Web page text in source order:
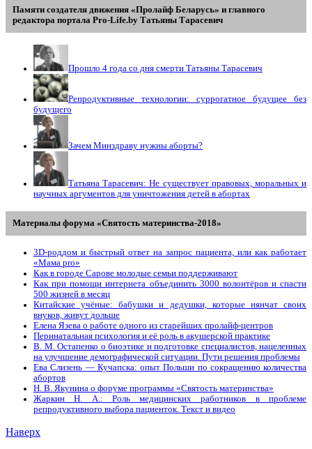
Памяти создателя движения «Пролайф Беларусь» и главного
редактора портала Pro-Life.by Tатьяны Tарасевич
Прошло 4 года со дня смерти Татьяны Тарасевич
Репродуктивные технологии: суррогатное будущее без
будущего
Зачем Минздраву нужны аборты?
Татьяна Тарасевич: Не существует правовых, моральных и
научных аргументов для уничтожения детей в абортах
Материалы форума «Святость материнства-2018»
3D-роддом и быстрый ответ на запрос пациента, или как работает
«Мама prо»
Как в городе Сарове молодые семьи поддерживают
Как при помощи интернета объединить 3000 волонтёров и спасти
500 жизней в месяц
Китайские учёные: бабушки и дедушки, которые нянчат своих
внуков, живут дольше
Елена Язева о работе одного из старейших пролайф-центров
Перинатальная психология и её роль в акушерской практике
В. М. Остапенко о биоэтике и подготовке специалистов, нацеленных
на улучшение демографической ситуации. Пути решения проблемы
Ева Слизень — Кучапска: опыт Польши по сокращению количества
абортов
Н. В. Якунина о форуме программы «Святость материнства»
Жаркин Н. А.: Роль медицинских работников в проблеме
репродуктивного выбора пациенток. Tекст и видео
Наверх